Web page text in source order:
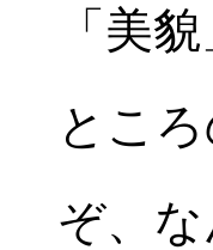
「美
とこ
ぞ、